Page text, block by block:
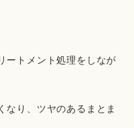
ートメント処理をしなが
なり、ツヤのあるまとま